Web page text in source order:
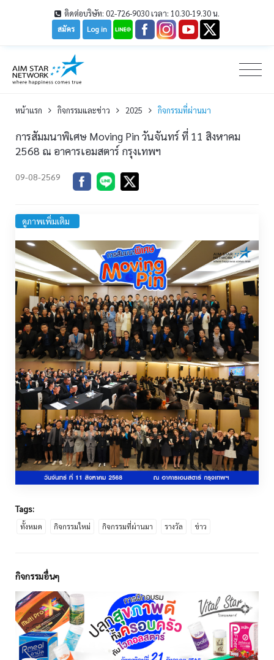
ติดต่อบริษัท: 02-726-9030 เวลา: 10.30-19.30 น.
Log in
สมัคร
หน้าเเรก กิจกรรมและข่าว 2025 กิจกรรมที่ผ่านมา
การสัมมนาพิเศษ Moving Pin วันจันทร์ ที่ 11 สิงหาคม
2568 ณ อาคารเอมสตาร์ กรุงเทพฯ
09-08-2569
ดูภาพเพิ่มเติม
Tags:
ทั้งหมด กิจกรรมใหม่ กิจกรรมที่ผ่านมา รางวัล ข่าว
กิจกรรมอื่นๆ